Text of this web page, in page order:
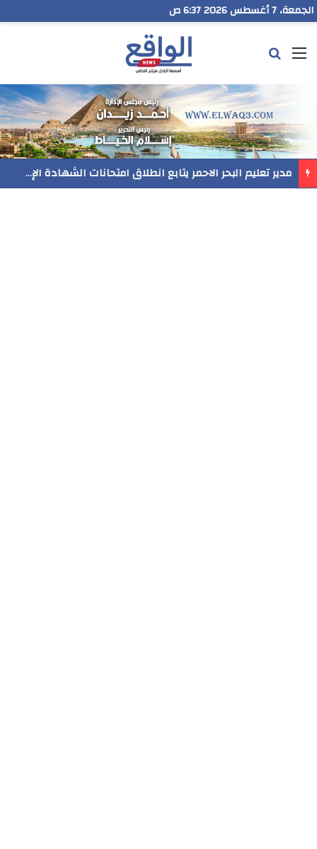
الجمعة، 7 أغسطس 2026 6:37 ص
القائمة
مدير تعليم البحر الاحمر يتابع انطلاق امتحانات الشهادة الإعدادية ويؤكد: الانضباط